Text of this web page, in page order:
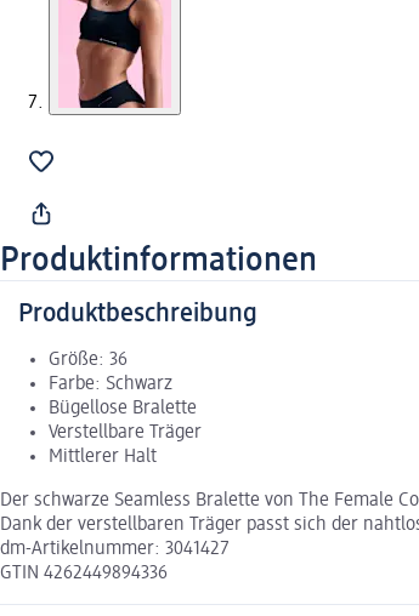
Produktinformationen
Produktbeschreibung
Größe: 36
Farbe: Schwarz
Bügellose Bralette
Verstellbare Träger
Mittlerer Halt
Der schwarze Seamless Bralette von The Female
Dank der verstellbaren Träger passt sich der
dm-Artikelnummer: 3041427
GTIN 4262449894336